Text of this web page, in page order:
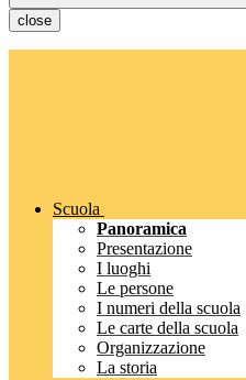
close
Scuola
Panoramica
Presentazione
I luoghi
Le persone
I numeri della scuola
Le carte della scuola
Organizzazione
La storia